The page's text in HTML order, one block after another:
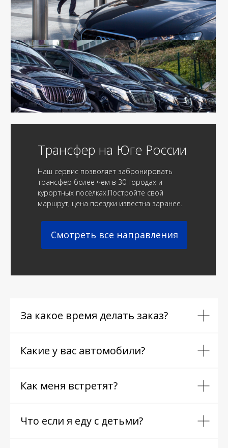
Трансфер на Юге России
Наш сервис позволяет забронировать
трансфер более чем в 30 городах и
курортных посёлках.Постройте свой
маршрут, цена поездки известна заранее.
Смотреть все направления
За какое время делать заказ?
Какие у вас автомобили?
Как меня встретят?
Что если я еду с детьми?